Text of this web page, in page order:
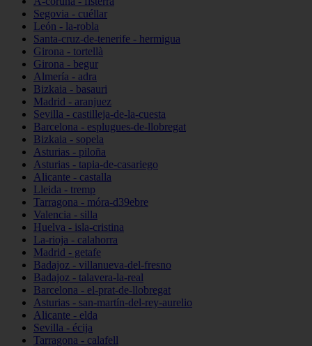
Segovia - cuéllar
León - la-robla
Santa-cruz-de-tenerife - hermigua
Girona - tortellà
Girona - begur
Almería - adra
Bizkaia - basauri
Madrid - aranjuez
Sevilla - castilleja-de-la-cuesta
Barcelona - esplugues-de-llobregat
Bizkaia - sopela
Asturias - piloña
Asturias - tapia-de-casariego
Alicante - castalla
Lleida - tremp
Tarragona - móra-d39ebre
Valencia - silla
Huelva - isla-cristina
La-rioja - calahorra
Madrid - getafe
Badajoz - villanueva-del-fresno
Badajoz - talavera-la-real
Barcelona - el-prat-de-llobregat
Asturias - san-martín-del-rey-aurelio
Alicante - elda
Sevilla - écija
Tarragona - calafell